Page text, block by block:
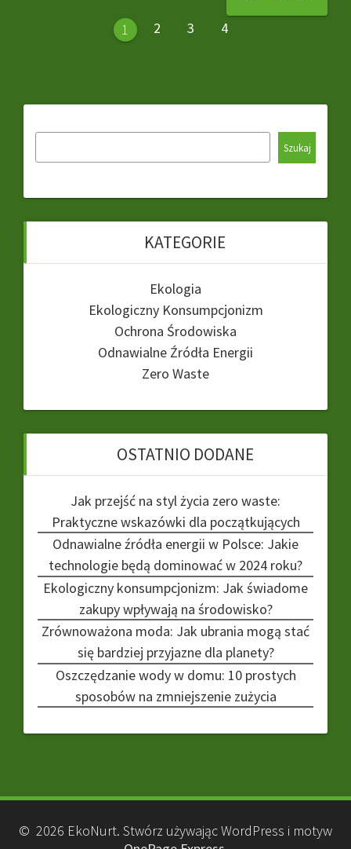
wpisów Strona
1 Strona
2 Strona
3 Strona
4
Szukaj
KATEGORIE
Ekologia
Ekologiczny Konsumpcjonizm
Ochrona Środowiska
Odnawialne Źródła Energii
Zero Waste
OSTATNIO DODANE
Jak przejść na styl życia zero waste:
Praktyczne wskazówki dla początkujących
Odnawialne źródła energii w Polsce: Jakie
technologie będą dominować w 2024 roku?
Ekologiczny konsumpcjonizm: Jak świadome
zakupy wpływają na środowisko?
Zrównoważona moda: Jak ubrania mogą stać
się bardziej przyjazne dla planety?
Oszczędzanie wody w domu: 10 prostych
sposobów na zmniejszenie zużycia
© 2026 EkoNurt. Stwórz używając WordPress i motyw